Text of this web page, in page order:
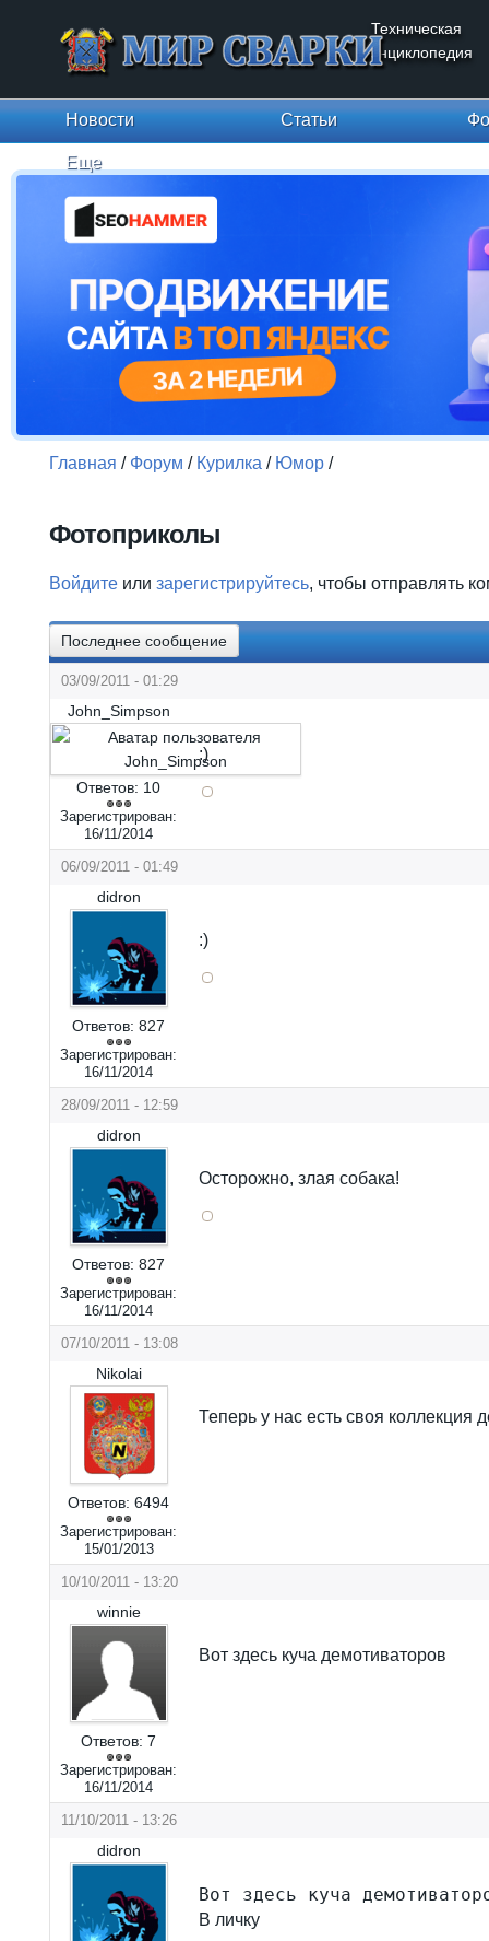
Техническая
энциклопедия
Новости Статьи
Еще
Главная / Форум / Курилка / Юмор /
Фотоприколы
Войдите или зарегистрируйтесь, чтобы отправлять
Последнее сообщение
03/09/2011 - 01:29
John_Simpson
Ответов: 10
Зарегистрирован:
16/11/2014
:)
06/09/2011 - 01:49
didron
Ответов: 827
Зарегистрирован:
16/11/2014
:)
28/09/2011 - 12:59
didron
Ответов: 827
Зарегистрирован:
16/11/2014
Осторожно, злая собака!
07/10/2011 - 13:08
Nikolai
Ответов: 6494
Зарегистрирован:
15/01/2013
Теперь у нас есть своя коллекция
10/10/2011 - 13:20
winnie
Ответов: 7
Зарегистрирован:
16/11/2014
Вот здесь куча демотиваторов
11/10/2011 - 13:26
didron
Вот здесь куча
В личку